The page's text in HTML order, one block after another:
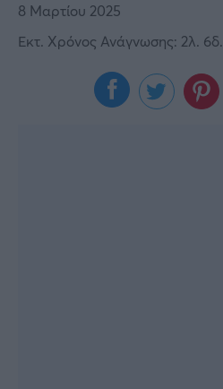
8 Μαρτίου 2025
Εκτ. Χρόνος Ανάγνωσης: 2λ. 6δ.